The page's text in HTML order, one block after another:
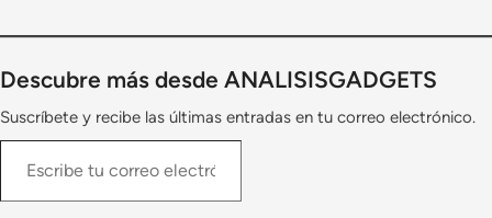
Descubre más desde ANALISISGADGETS
Suscríbete y recibe las últimas entradas en tu correo electrónico.
correo